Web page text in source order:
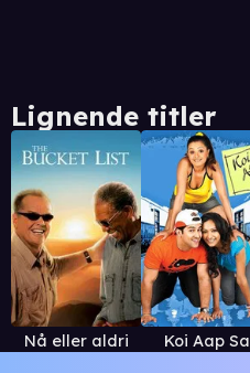
Lignende titler
Nå eller aldri Koi Aap Sa